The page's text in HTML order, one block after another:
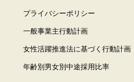
プライバシーポリシー
一般事業主行動計画
女性活躍推進法に基づく行動計画
年齢別男女別中途採用比率